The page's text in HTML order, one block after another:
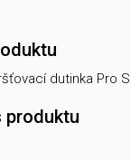
dutinka Pro S
produktu